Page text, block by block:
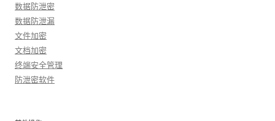
数据防泄密
数据防泄漏
文件加密
文档加密
终端安全管理
防泄密软件